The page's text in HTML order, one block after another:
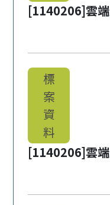
[1140206]雲
標
案
資
料
[1140206]雲